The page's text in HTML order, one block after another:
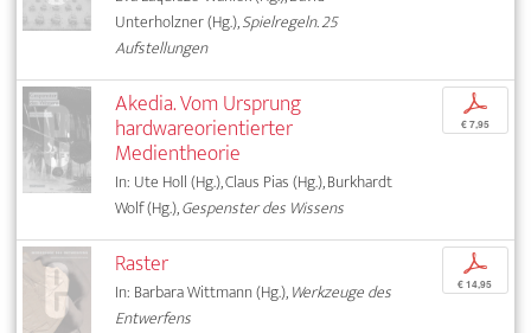
Unterholzner (Hg.),Spielregeln. 25
Aufstellungen
Akedia. Vom Ursprung
hardwareorientierter
Medientheorie
In: Ute Holl (Hg.), Claus Pias (Hg.), Burkhardt
Wolf (Hg.),Gespenster des Wissens
p
€ 7,95
Raster
In: Barbara Wittmann (Hg.),Werkzeuge des
Entwerfens
p
€ 14,95